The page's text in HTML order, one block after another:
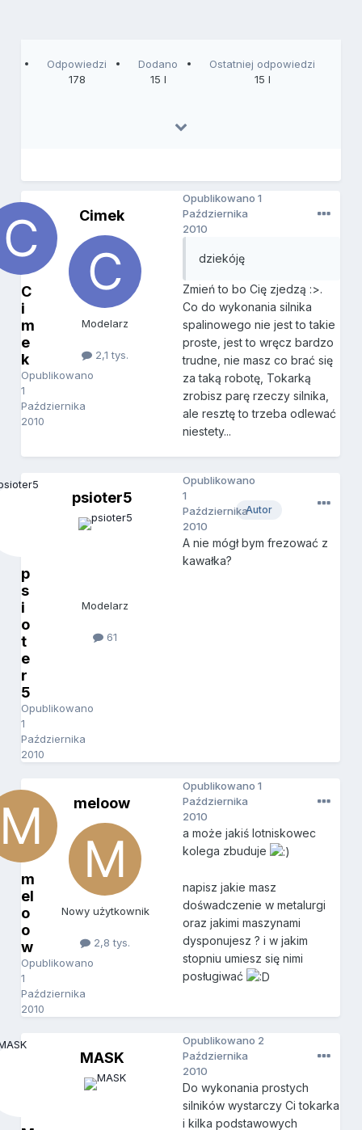
Odpowiedzi
178
Dodano
15 l
Ostatniej odpowiedzi
15 l
C
i
m
e
k
Opublikowano
1
Października
2010
Cimek
Modelarz
2,1 tys.
Opublikowano1
Października
2010
dziekóję
Zmień to bo Cię zjedzą :>.
Co do wykonania silnika
spalinowego nie jest to takie
proste, jest to wręcz bardzo
trudne, nie masz co brać się
za taką robotę, Tokarką
zrobisz parę rzeczy silnika,
ale resztę to trzeba odlewać
niestety...
p
s
i
o
t
e
r
5
Opublikowano
1
Października
2010
psioter5
Modelarz
61
Autor
Opublikowano
1
Października
2010
A nie mógł bym frezować z
kawałka?
m
el
o
o
w
Opublikowano
1
Października
2010
meloow
Nowy użytkownik
2,8 tys.
Opublikowano1
Października
2010
a może jakiś lotniskowec
kolega zbuduje
napisz jakie masz
dośwadczenie w metalurgi
oraz jakimi maszynami
dysponujesz ? i w jakim
stopniu umiesz się nimi
posługiwać
MASK
Opublikowano 2
Października
2010
Do wykonania prostych
silników wystarczy Ci tokarka
i kilka podstawowych